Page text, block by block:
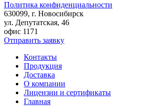
Политика конфиденциальности
630099, г. Новосибирск
ул. Депутатская, 46
офис 1171
Отправить заявку
Контакты
Продукция
Доставка
О компании
Лицензии и сертификаты
Главная